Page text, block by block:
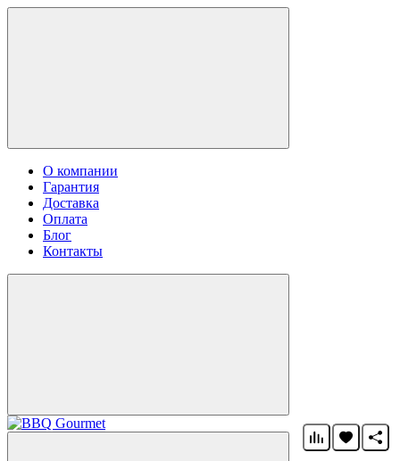
О компании
Гарантия
Доставка
Оплата
Блог
Контакты